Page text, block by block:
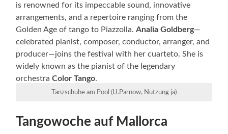
is renowned for its impeccable sound, innovative
arrangements, and a repertoire ranging from the
Golden Age of tango to Piazzolla.Analia Goldberg—
celebrated pianist, composer, conductor, arranger, and
producer—joins the festival with her cuarteto. She is
widely known as the pianist of the legendary
orchestraColor Tango.
Tanzschuhe am Pool (U.Parnow, Nutzung ja)
Tangowoche auf Mallorca